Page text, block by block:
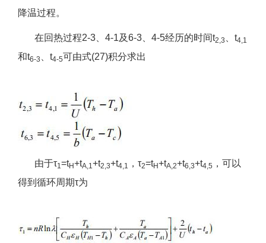
降温过程。
在回热过程2-3、4-1及6-3、4-5经历的时间t2,3 、t4,1
和t6-3 、t4-5可由式(27)积分求出
由于τ1=tH+tA,1+t2,3+t4,1 ，τ2=tH+tA,2+t6,3+t4,5 ，可以
得到循环周期τ为